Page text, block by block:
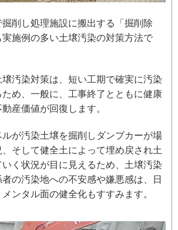
削し処理施設に搬出する「掘削除
施例の多い土壌汚染の対策方法で
汚染対策は、短い工期で確実に汚染
め、一般に、工事終了とともに健康
産価値が回復します。
ルが汚染土壌を掘削しダンプカーが場
そして健全土によって埋め戻され土
く状況が目に見えるため、土壌汚染
の汚染地への不安感や嫌悪感は、日
ンタル面の健全化もすすみます。